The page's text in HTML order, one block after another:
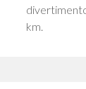
km.